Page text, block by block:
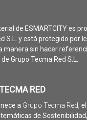
de ESMARTCITY es
S.L. y está protegido por
manera sin hacer
Grupo Tecma Red S.L.
RED
a Grupo Tecma Red,
de